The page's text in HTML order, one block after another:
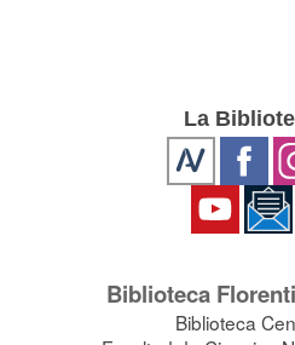
La
Biblioteca
Biblioteca